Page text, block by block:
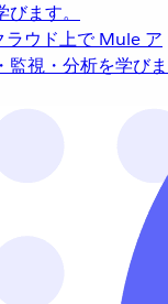
ます。
ラウド上で Mule ア
視・分析を学びま